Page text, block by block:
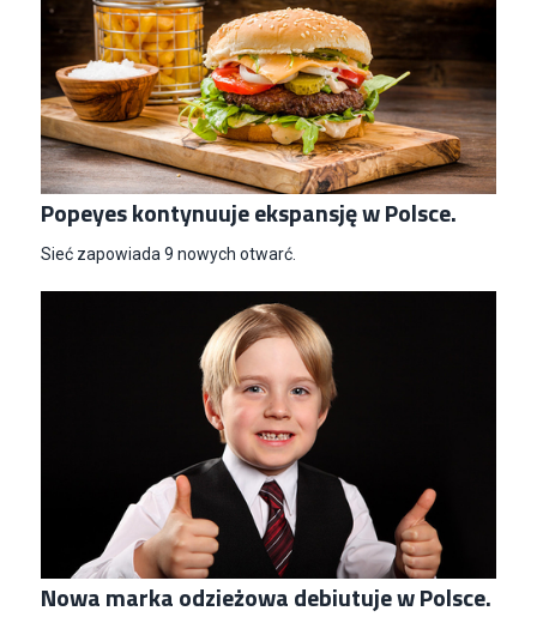
Popeyes kontynuuje ekspansję w Polsce.
Sieć zapowiada 9 nowych otwarć.
Nowa marka odzieżowa debiutuje w Polsce.